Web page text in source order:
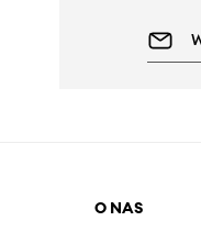
O NAS